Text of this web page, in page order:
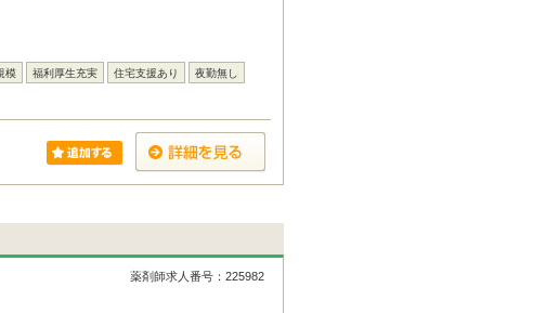
模 福利厚生充実 住宅支援あり 夜勤無し
薬剤師求人番号：225982